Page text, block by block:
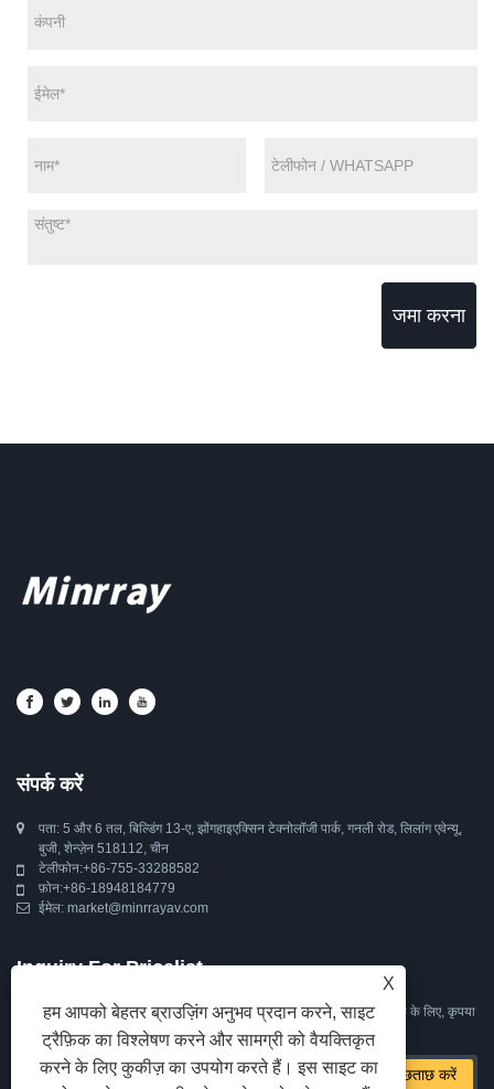
जमा करना
संपर्क करें
पता: 5 और 6 तल, बिल्डिंग 13-ए, झोंगहाइएक्सिन टेक्नोलॉजी पार्क, गनली रोड, लिलांग एवेन्यू,
बुजी, शेन्ज़ेन 518112, चीन
टेलीफोन:+86-755-33288582
फ़ोन:+86-18948184779
ईमेल: market@minrrayav.com
Inquiry For Pricelist
हमारे पीटीजेड कैमरा, ऑटो ट्रैकिंग कैमरा, वेब कैमरा या प्राइसलिस्ट के बारे में पूछताछ के लिए, कृपया
अपना ईमेल हमें छोड़ दें और हम 24 घंटे के भीतर संपर्क में रहेंगे।
X
हम आपको बेहतर ब्राउज़िंग अनुभव प्रदान करने, साइट
ट्रैफ़िक का विश्लेषण करने और सामग्री को वैयक्तिकृत
करने के लिए कुकीज़ का उपयोग करते हैं। इस साइट का